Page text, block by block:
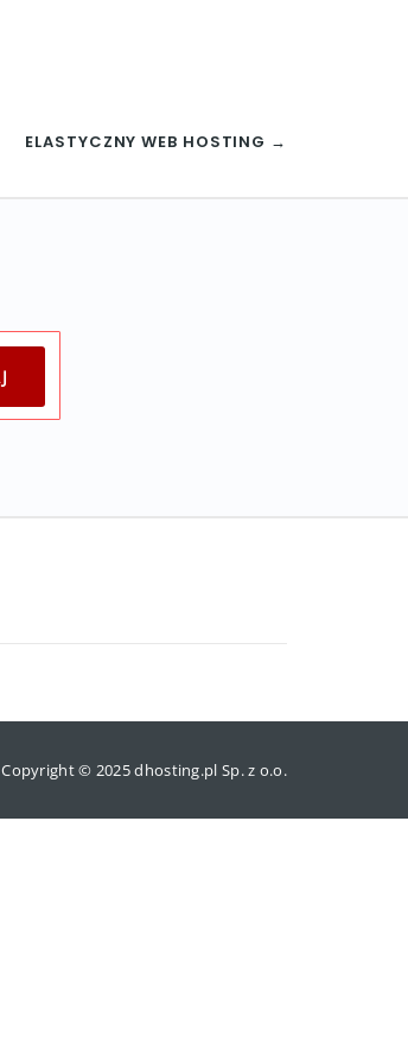
ELASTYCZNY WEB HOSTING →
Copyright © 2025 dhosting.pl Sp. z o.o.